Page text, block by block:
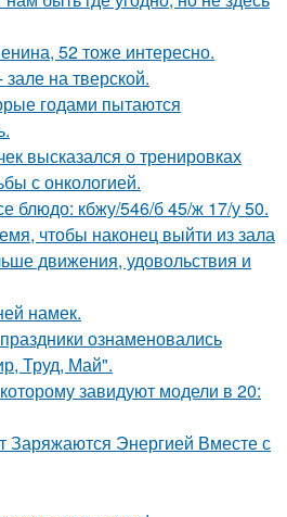
52 тоже интересно.
на тверской.
годами пытаются
высказался о тренировках
с онкологией.
блюдо: кбжу/546/б 45/ж 17/у 50.
чтобы наконец выйти из зала
движения, удовольствия и
намек.
ознаменовались
Труд, Май".
завидуют модели в 20:
Заряжаются Энергией Вместе с